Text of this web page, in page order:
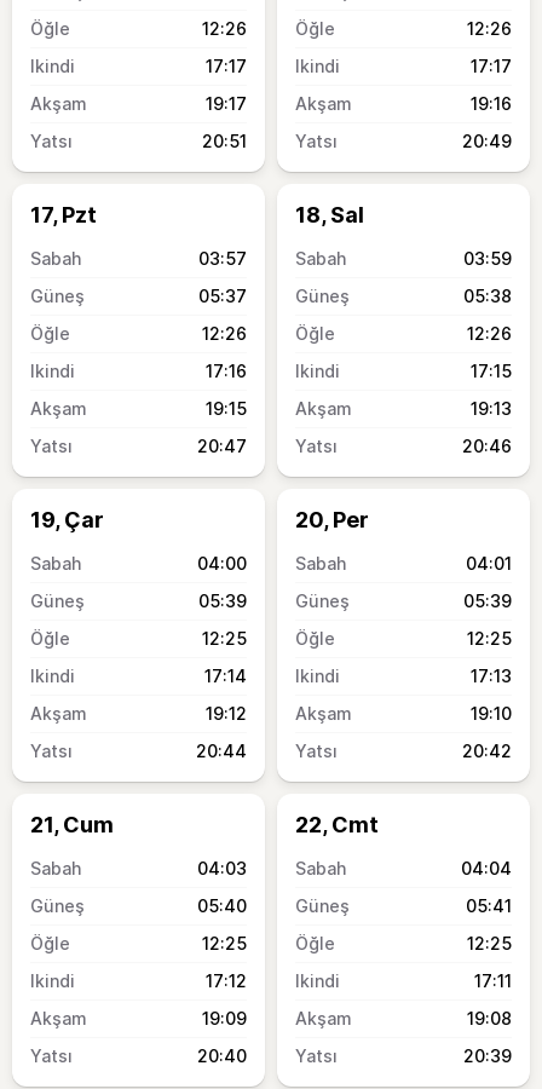
12:26
17:17
19:17
20:51
12:26
17:17
19:16
20:49
17, Pzt
03:57
05:37
12:26
17:16
19:15
20:47
18, Sal
03:59
05:38
12:26
17:15
19:13
20:46
19, Çar
04:00
05:39
12:25
17:14
19:12
20:44
20, Per
04:01
05:39
12:25
17:13
19:10
20:42
21, Cum
04:03
05:40
12:25
17:12
19:09
20:40
22, Cmt
04:04
05:41
12:25
17:11
19:08
20:39